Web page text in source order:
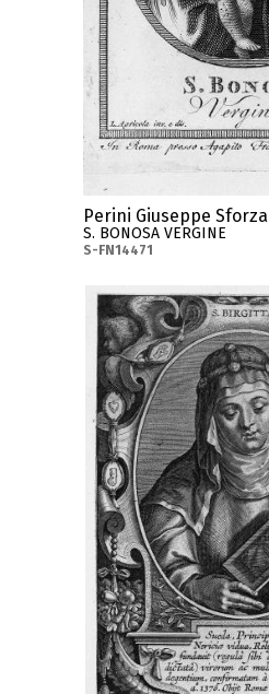
Perini Giuseppe Sforza
S. BONOSA VERGINE
S-FN14471